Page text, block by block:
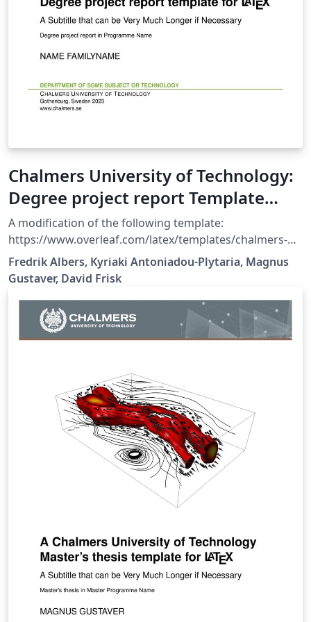
Chalmers University of Technology:
Degree project report Template
2023 English
A modification of the following template:
https://www.overleaf.com/latex/templates/chalmers-
university-of-technology-master-thesis-template-
2021/bvnmctrysxzj This LaTeX template is suited for
University of Technology. It includes the cover, title
page, and imprint page, and illustrates how the report
files can be structured in a perspicuous manner. The
where the corresponding color scheme isused on the
cover and title pages. The template can also easily be
modified to use the combined logo for Chalmers and
University of Gothenburg, suitable for theses on a
shared department, such as CSE. The graphics used for
the covers of Bachelor theses does not already exist in
the template, but could possibly be added by hand. For
more information about the template structure and
settings, see the two Readme files. A corresponding
Fredrik Albers, Kyriaki Antoniadou-Plytaria, Magnus
Gustaver, David Frisk